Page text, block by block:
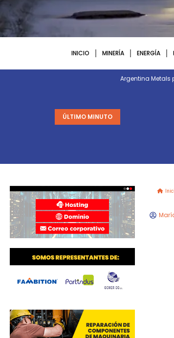
INICIO MINERÍA ENERGÍA
ÚLTIMO MINUTO
Argentina